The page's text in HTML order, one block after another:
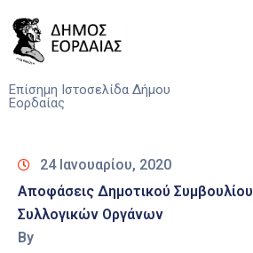
Επίσημη Ιστοσελίδα Δήμου
Εορδαίας
Υπηρεσίες
Του
24 Ιανουαρίου, 2020
Αποφάσεις Δημοτικού Συμβουλίου
Συλλογικών Οργάνων
By